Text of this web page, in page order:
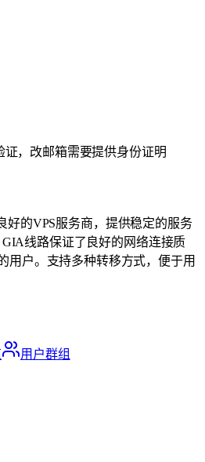
证，改邮箱需要提供身份证明
好的VPS服务商，提供稳定的服务
线路保证了良好的网络连接质
用户。支持多种转移方式，便于用
用户群组